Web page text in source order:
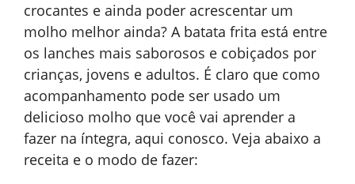
crocantes e ainda poder acrescentar um
molho melhor ainda? A batata frita está entre
os lanches mais saborosos e cobiçados por
crianças, jovens e adultos. É claro que como
acompanhamento pode ser usado um
delicioso molho que você vai aprender a
fazer na íntegra, aqui conosco. Veja abaixo a
receita e o modo de fazer: